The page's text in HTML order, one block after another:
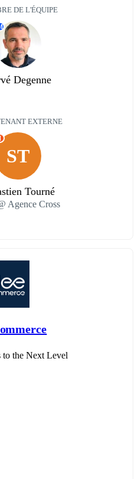
DE L'ÉQUIPE
Degenne
EXTERNE
ST
Tourné
Agence Cross
to the Next Level